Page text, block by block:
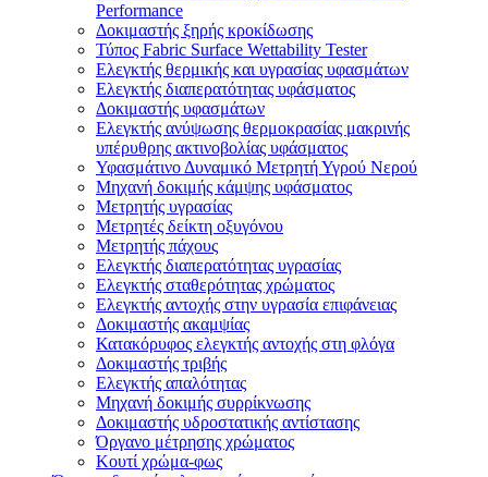
Performance
Δοκιμαστής ξηρής κροκίδωσης
Τύπος Fabric Surface Wettability Tester
Ελεγκτής θερμικής και υγρασίας υφασμάτων
Ελεγκτής διαπερατότητας υφάσματος
Δοκιμαστής υφασμάτων
Ελεγκτής ανύψωσης θερμοκρασίας μακρινής
υπέρυθρης ακτινοβολίας υφάσματος
Υφασμάτινο Δυναμικό Μετρητή Υγρού Νερού
Μηχανή δοκιμής κάμψης υφάσματος
Μετρητής υγρασίας
Μετρητές δείκτη οξυγόνου
Μετρητής πάχους
Ελεγκτής διαπερατότητας υγρασίας
Ελεγκτής σταθερότητας χρώματος
Ελεγκτής αντοχής στην υγρασία επιφάνειας
Δοκιμαστής ακαμψίας
Κατακόρυφος ελεγκτής αντοχής στη φλόγα
Δοκιμαστής τριβής
Ελεγκτής απαλότητας
Μηχανή δοκιμής συρρίκνωσης
Δοκιμαστής υδροστατικής αντίστασης
Όργανο μέτρησης χρώματος
Κουτί χρώμα-φως